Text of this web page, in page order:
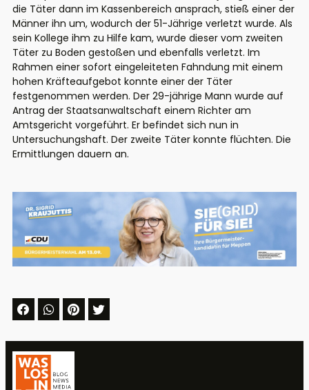
die Täter dann im Kassenbereich ansprach, stieß einer der
Männer ihn um, wodurch der 51-Jährige verletzt wurde. Als
sein Kollege ihm zu Hilfe kam, wurde dieser vom zweiten
Täter zu Boden gestoßen und ebenfalls verletzt. Im
Rahmen einer sofort eingeleiteten Fahndung mit einem
hohen Kräfteaufgebot konnte einer der Täter
festgenommen werden. Der 29-jährige Mann wurde auf
Antrag der Staatsanwaltschaft einem Richter am
Amtsgericht vorgeführt. Er befindet sich nun in
Untersuchungshaft. Der zweite Täter konnte flüchten. Die
Ermittlungen dauern an.